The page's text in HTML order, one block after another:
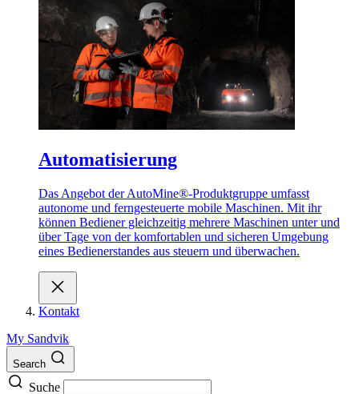
Automatisierung
Das Angebot der AutoMine®-Produktgruppe umfasst
autonome und ferngesteuerte mobile Maschinen. Mit ihr
können Bediener gleichzeitig mehrere Maschinen unter und
über Tage von der komfortablen und sicheren Umgebung
eines Bedienerstandes aus steuern und überwachen.
Kontakt
My Sandvik
Search
Suche